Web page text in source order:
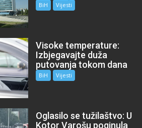
BiH Vijesti
Visoke temperature:
Izbjegavajte duža
putovanja tokom dana
BiH Vijesti
Oglasilo se tužilaštvo: U
Kotor Varošu poginula